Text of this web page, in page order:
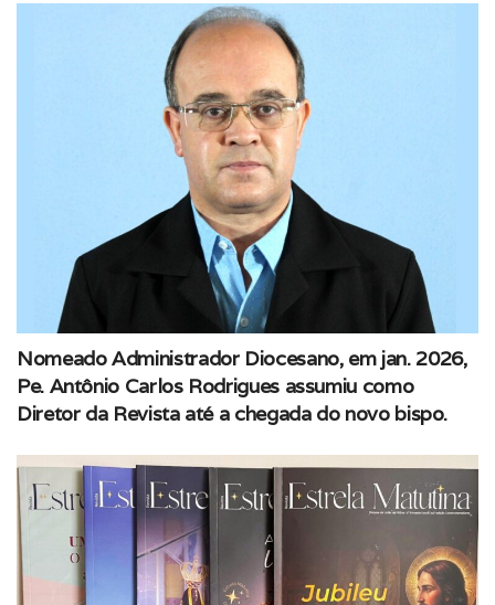
Nomeado Administrador Diocesano, em jan. 2026,
Pe. Antônio Carlos Rodrigues assumiu como
Diretor da Revista até a chegada do novo bispo.